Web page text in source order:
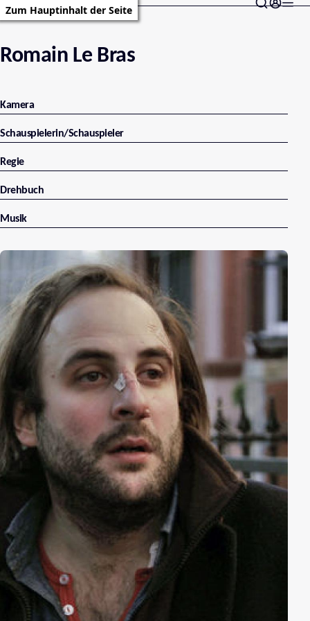
Zum Hauptinhalt der Seite
Romain Le Bras
Kamera
Schauspielerin/Schauspieler
Regie
Drehbuch
Musik